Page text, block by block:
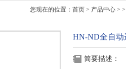
您现在的位置： 首页 > 产品中心 > >
HN-ND全自动
简要描述：